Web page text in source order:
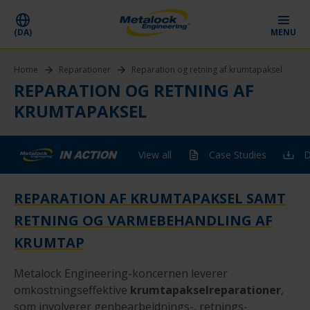
(DA) MENU
Home Reparationer Reparation og retning af krumtapaksel
REPARATION OG RETNING AF
KRUMTAPAKSEL
View all Case Studies
REPARATION AF KRUMTAPAKSEL SAMT
RETNING OG VARMEBEHANDLING AF
KRUMTAP
Metalock Engineering-koncernen leverer
omkostningseffektive krumtapakselreparationer,
som involverer genbearbejdnings-, retnings-